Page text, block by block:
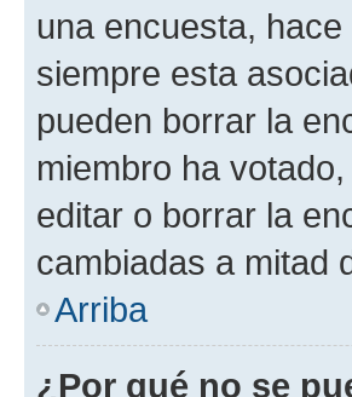
una encuesta,
siempre esta
pueden borrar la
miembro ha
editar o borrar la
cambiadas a mitad
Arriba
¿Por qué no se